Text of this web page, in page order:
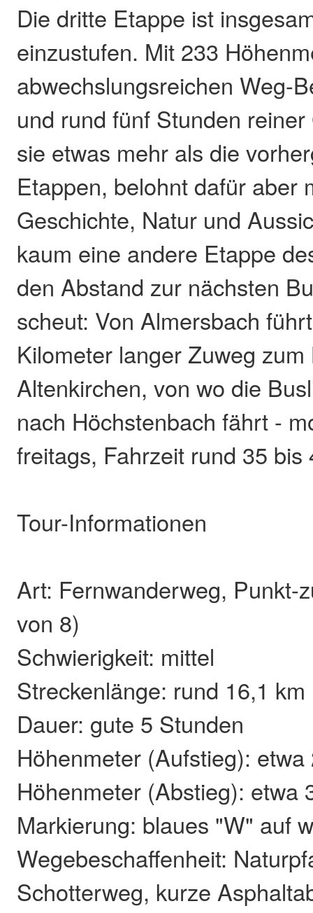
Die dritte Etappe ist
einzustufen. Mit 233
abwechslungsreichen Weg-
und rund fünf Stunden
sie etwas mehr als die
Etappen, belohnt dafür aber
Geschichte, Natur und
kaum eine andere Etappe
den Abstand zur nächsten
scheut: Von Almersbach
Kilometer langer Zuweg
Altenkirchen, von wo die
nach Höchstenbach fährt -
freitags, Fahrzeit rund 35 bis
Tour-Informationen
Art: Fernwanderweg, Punkt-
von 8)
Schwierigkeit: mittel
Streckenlänge: rund 16,1 km
Dauer: gute 5 Stunden
Höhenmeter (Aufstieg): etwa
Höhenmeter (Abstieg): etwa
Markierung: blaues "W" auf
Wegebeschaffenheit:
Schotterweg, kurze